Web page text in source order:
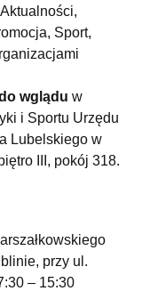
Sport,
wglądu w
i Sportu Urzędu
Lubelskiego w
III, pokój 318.
przy ul.
– 15:30